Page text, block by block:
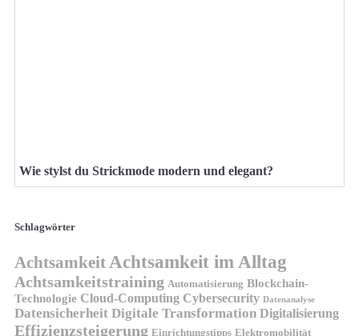
Wie stylst du Strickmode modern und elegant?
Schlagwörter
AchtsamkeitAchtsamkeit im Alltag
Achtsamkeitstraining Automatisierung Blockchain-
Technologie Cloud-Computing Cybersecurity Datenanalyse
Datensicherheit Digitale Transformation Digitalisierung
Effizienzsteigerung Einrichtungstipps Elektromobilität